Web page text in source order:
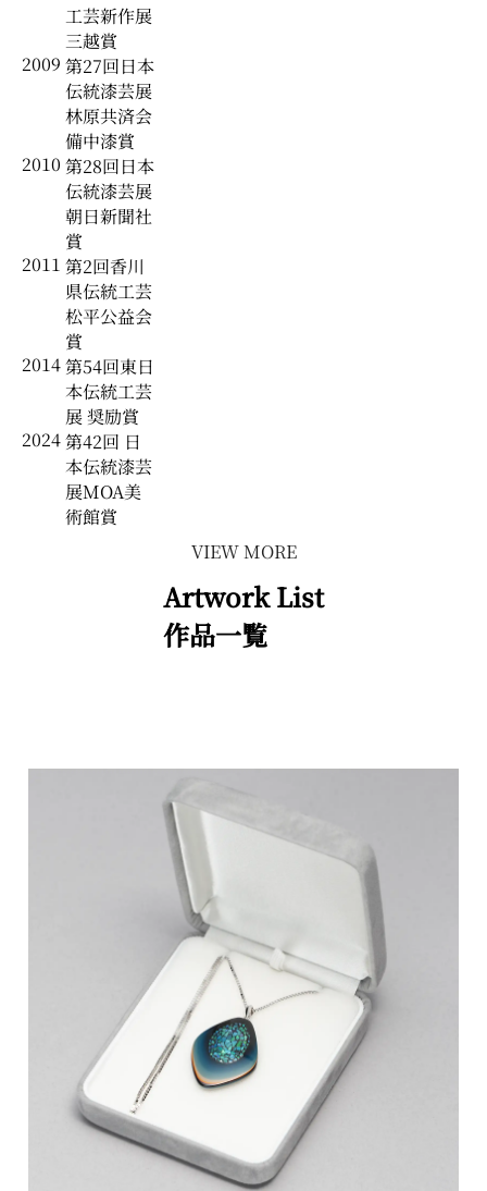
工芸新作展
三越賞
2009 第27回日本
伝統漆芸展
林原共済会
備中漆賞
2010 第28回日本
伝統漆芸展
朝日新聞社
賞
2011 第2回香川
県伝統工芸
松平公益会
賞
2014第54回東日
本伝統工芸
展 奨励賞
2024第42回 日
本伝統漆芸
展MOA美
術館賞
VIEW MORE
Artwork List
作品一覧